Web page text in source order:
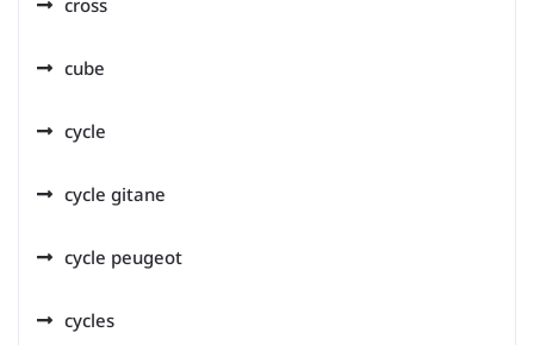
cross
cube
cycle
cycle gitane
cycle peugeot
cycles